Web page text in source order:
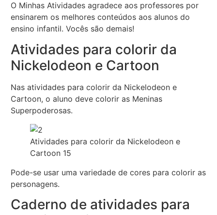
O Minhas Atividades agradece aos professores por
ensinarem os melhores conteúdos aos alunos do
ensino infantil. Vocês são demais!
Atividades para colorir da
Nickelodeon e Cartoon
Nas atividades para colorir da Nickelodeon e
Cartoon, o aluno deve colorir as Meninas
Superpoderosas.
Atividades para colorir da Nickelodeon e
Cartoon 15
Pode-se usar uma variedade de cores para colorir as
personagens.
Caderno de atividades para